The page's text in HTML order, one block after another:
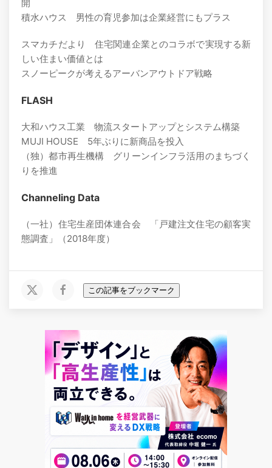
開
積水ハウス 男性の育児参加は企業経営にもプラス
スマカチだより 住宅関連企業とのコラボで実現する新
しい住まい価値とは
スノーピークが考えるアーバンアウトドア戦略
FLASH
大和ハウス工業 物流スタートアップとシステム構築
MUJI HOUSE 5年ぶりに新商品を投入
（独）都市再生機構 グリーンインフラ活用のまちづく
りを推進
Channeling Data
（一社）住宅生産団体連合会 「戸建注文住宅の顧客実
態調査」（2018年度）
この記事をブックマーク